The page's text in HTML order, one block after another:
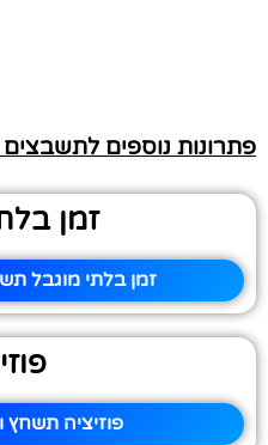
פתרונות נוספים
זמן
זמן בלתי מוגבל
פוזיציה תשחץ